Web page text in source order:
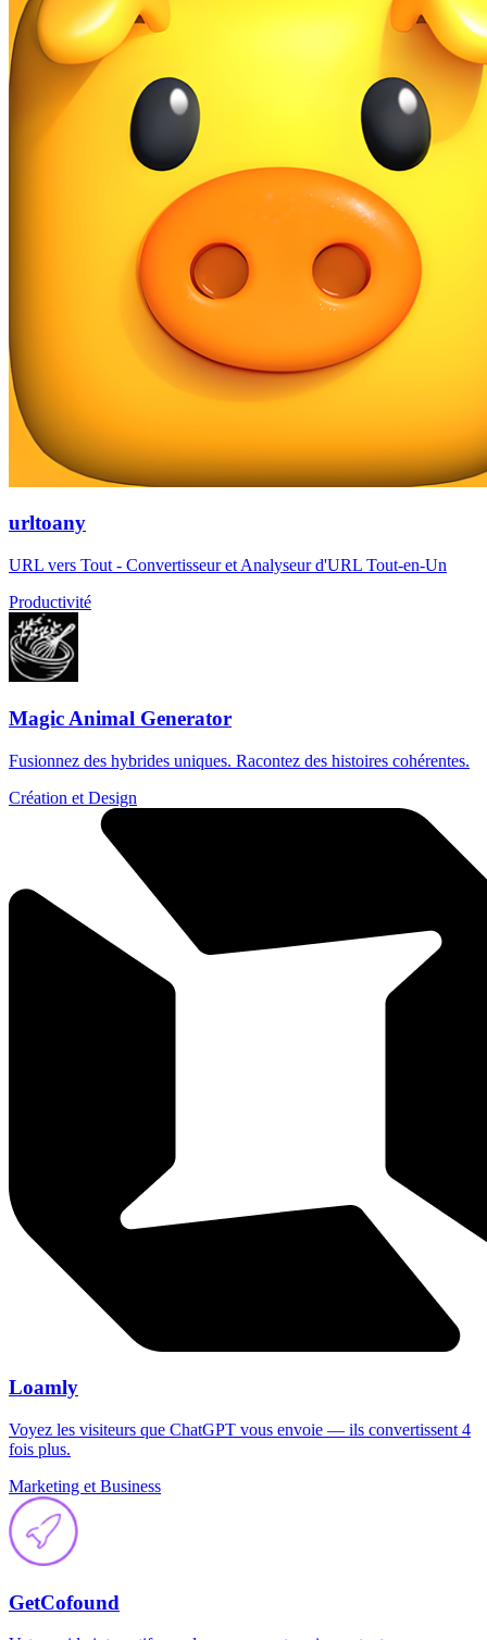
urltoany
URL vers Tout - Convertisseur et Analyseur d'URL Tout-en-Un
Productivité
Magic Animal Generator
Fusionnez des hybrides uniques. Racontez des histoires cohérentes.
Création et Design
Loamly
Voyez les visiteurs que ChatGPT vous envoie — ils convertissent 4
fois plus.
Marketing et Business
GetCofound